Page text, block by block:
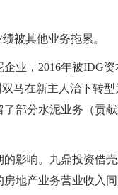
被其他业务拖累。
业，2016年被IDG
马在新主人治下转
部分水泥业务（贡
影响。九鼎投资借
地产业务营业收入